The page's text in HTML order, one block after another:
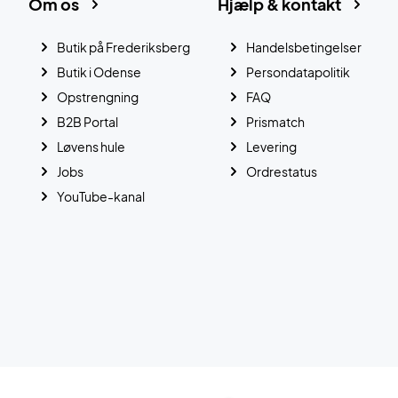
Handelsbetingelser
Persondatapolitik
FAQ
Prismatch
Levering
Ordrestatus
Butik på Frederiksberg
Butik i Odense
Opstrengning
B2B Portal
Løvens hule
Jobs
YouTube-kanal